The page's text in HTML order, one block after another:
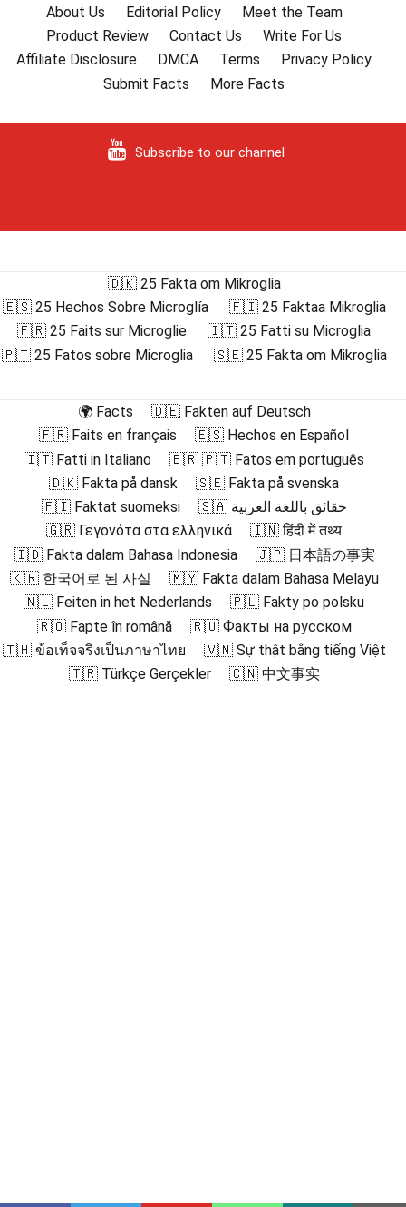
About Us Editorial Policy
Meet the Team
Product Review
Contact Us
Write For Us
Affiliate Disclosure
DMCA Terms
Privacy Policy
Submit Facts
More Facts
Subscribe to our channel
🇩🇰 25 Fakta om Mikroglia
🇪🇸 25 Hechos Sobre Microglía
🇫🇮 25 Faktaa Mikroglia
🇫🇷 25 Faits sur Microglie
🇮🇹 25 Fatti su Microglia
🇵🇹 25 Fatos sobre Microglia
🇸🇪 25 Fakta om Mikroglia
🌍 Facts
🇩🇪 Fakten auf Deutsch
🇫🇷 Faits en français
🇪🇸 Hechos en Español
🇮🇹 Fatti in Italiano
🇧🇷 🇵🇹 Fatos em português
🇩🇰 Fakta på dansk
🇸🇪 Fakta på svenska
🇫🇮 Faktat suomeksi
🇸🇦 حقائق باللغة العربية
🇬🇷 Γεγονότα στα ελληνικά
🇮🇳 हिंदी में तथ्य
🇮🇩 Fakta dalam Bahasa Indonesia
🇯🇵 日本語の事実
🇰🇷 한국어로 된 사실
🇲🇾 Fakta dalam Bahasa Melayu
🇳🇱 Feiten in het Nederlands
🇵🇱 Fakty po polsku
🇷🇴 Fapte în română
🇷🇺 Факты на русском
🇹🇭 ข้อเท็จจริงเป็นภาษาไทย
🇻🇳 Sự thật bằng tiếng Việt
🇹🇷 Türkçe Gerçekler
🇨🇳 中文事实